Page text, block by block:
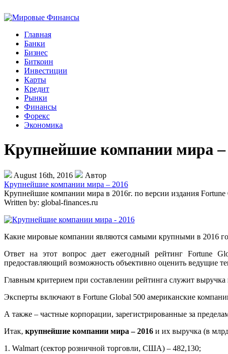
Главная
Банки
Бизнес
Биткоин
Инвестиции
Карты
Кредит
Рынки
Финансы
Форекс
Экономика
Крупнейшие компании мира –
August 16th, 2016
Автор
Крупнейшие компании мира – 2016
Крупнейшие компании мира в 2016г. по версии издания
Written by: global-finances.ru
Какие мировые компании являются самыми крупными в 2016
Ответ на этот вопрос дает ежегодный рейтинг Fortune
предоставляющий возможность объективно оценить ведущие
Главным критерием при составлении рейтинга служит
Эксперты включают в Fortune Global 500 американские
А также – частные корпорации, зарегистрированные за
Итак, крупнейшие компании мира – 2016 и их выручка (в
1. Walmart (сектор розничной торговли, США) – 482,130;